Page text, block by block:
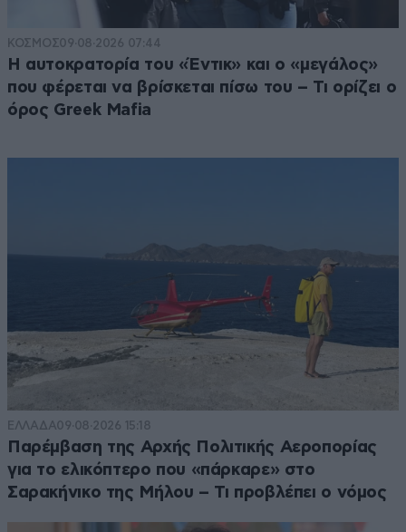
ΚΟΣΜΟΣ09·08·2026 07:44
Η αυτοκρατορία του «Έντικ» και ο «μεγάλος»
που φέρεται να βρίσκεται πίσω του – Τι ορίζει ο
όρος Greek Mafia
ΕΛΛΑΔΑ09·08·2026 15:18
Παρέμβαση της Αρχής Πολιτικής Αεροπορίας
για το ελικόπτερο που «πάρκαρε» στο
Σαρακήνικο της Μήλου – Τι προβλέπει ο νόμος